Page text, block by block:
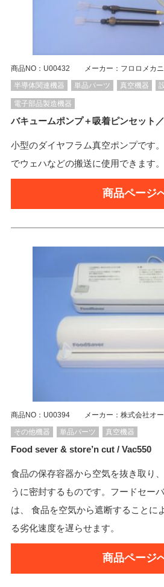
商品NO：U00432 メーカー：フロロメカニ
半導体関連機器
単品パーツ 真空機器
電子部品製造機器
バキュームポンプ＋吸着ピンセット
小型のダイヤフラム真空ポンプです
でウェハなどの搬送に使用できます。
商品ページ
商品NO：U00394 メーカー：株式会社オー
その他機器
単品パーツ 真空機器
Food sever & store’n cut / Vac550
食品の保存容器から空気を抜き取り
うに密封するものです。フードセー
は、 食品を空気から遮断することに
る劣化速度を遅らせます。
商品ページ